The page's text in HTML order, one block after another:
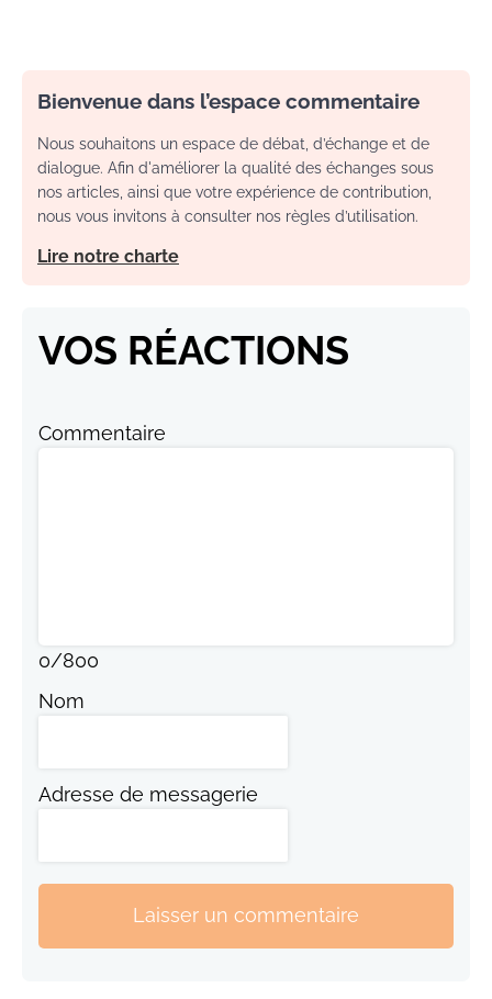
Bienvenue dans l’espace commentaire
Nous souhaitons un espace de débat, d’échange et de
dialogue. Afin d'améliorer la qualité des échanges sous
nos articles, ainsi que votre expérience de contribution,
nous vous invitons à consulter nos règles d’utilisation.
Lire notre charte
VOS RÉACTIONS
Commentaire
0/800
Nom
Adresse de messagerie
Laisser un commentaire